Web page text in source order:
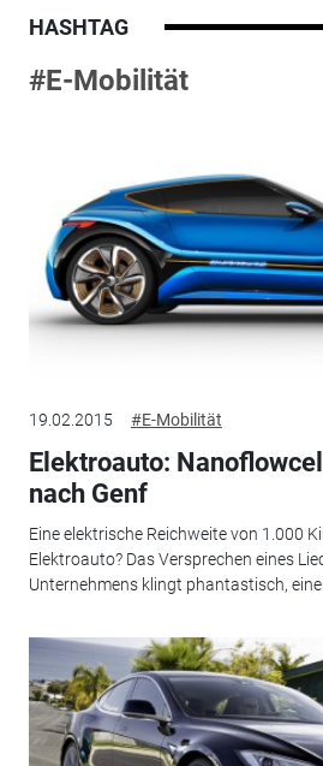
HASHTAG
#E-Mobilität
19.02.2015 #E-Mobilität
Elektroauto:
nach Genf
Eine elektrische Reichweite von 1.000
Elektroauto? Das Versprechen eines
Unternehmens klingt phantastisch,